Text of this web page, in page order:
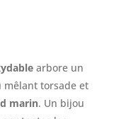
arbore un
mêlant torsade et
marin. Un bijou